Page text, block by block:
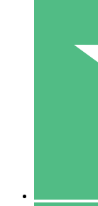
Paga según el